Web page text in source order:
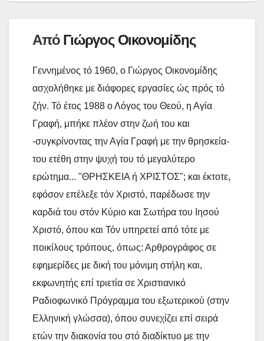
ί
ε
Από Γιώργος Οικονομίδης
Γεννημένος τό 1960, ο Γιώργος Οικονομίδης
ασχολήθηκε με διάφορες εργασίες ώς πρός τό
ζήν. Τό έτος 1988 ο Λόγος του Θεού, η Αγία
Γραφή, μπήκε πλέον στην ζωή του και
-συγκρίνοντας την Αγία Γραφή με την θρησκεία-
του ετέθη στην ψυχή του τό μεγαλύτερο
ερώτημα... "ΘΡΗΣΚΕΙΑ ή ΧΡΙΣΤΟΣ"; και έκτοτε,
εφόσον επέλεξε τόν Χριστό, παρέδωσε την
καρδιά του στόν Κύριο και Σωτήρα του Ιησού
Χριστό, όπου και Τόν υπηρετεί από τότε με
ποικίλους τρόπους, όπως: Αρθρογράφος σε
εφημερίδες με δική του μόνιμη στήλη και,
εκφωνητής επί τριετία σε Χριστιανικό
Ραδιοφωνικό Πρόγραμμα του εξωτερικού (στην
Ελληνική γλώσσα), όπου συνεχίζει επί σειρά
ετών την διακονία του στό διαδίκτυο με την